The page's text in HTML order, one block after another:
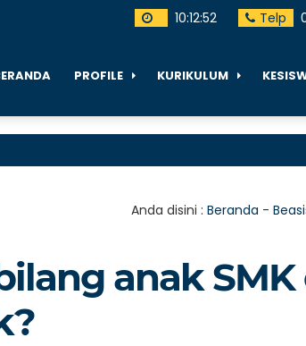
10:12:53 Telp
PROFILE KURIKULUM
Anda disini : Beranda -
anak